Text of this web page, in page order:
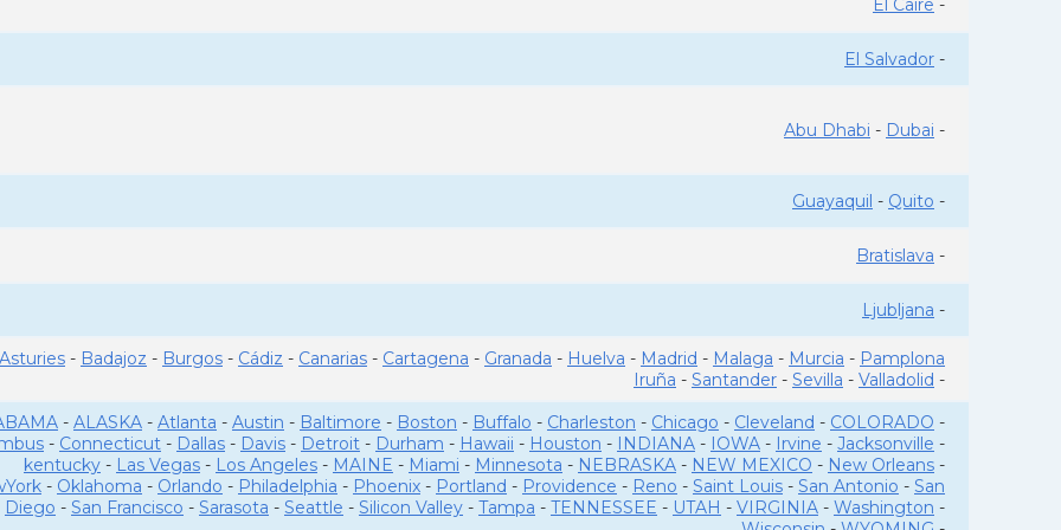
El Caire -
El Salvador -
Abu Dhabi - Dubai -
Guayaquil - Quito -
Bratislava -
Ljubljana -
Asturies - Badajoz - Burgos - Cádiz - Canarias - Cartagena - Granada - Huelva - Madrid - Malaga - Murcia - Pamplona
Iruña - Santander - Sevilla - Valladolid -
- ALASKA - Atlanta - Austin - Baltimore - Boston - Buffalo - Charleston - Chicago - Cleveland - COLORADO -
- Connecticut - Dallas - Davis - Detroit - Durham - Hawaii - Houston - INDIANA - IOWA - Irvine - Jacksonville -
kentucky - Las Vegas - Los Angeles - MAINE - Miami - Minnesota - NEBRASKA - NEW MEXICO - New Orleans -
- Oklahoma - Orlando - Philadelphia - Phoenix - Portland - Providence - Reno - Saint Louis - San Antonio - San
Diego - San Francisco - Sarasota - Seattle - Silicon Valley - Tampa - TENNESSEE - UTAH - VIRGINIA - Washington -